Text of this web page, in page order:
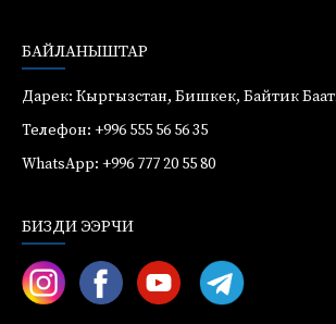
БАЙЛАНЫШТАР
Дарек: Кыргызстан, Бишкек, Байтик
Телефон: +996 555 56 56 35
WhatsApp: +996 777 20 55 80
БИЗДИ ЭЭРЧИ